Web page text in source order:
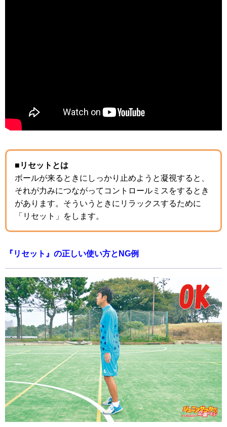
■リセットとは
ボールが来るときにしっかり止めようと凝視すると、
それが力みにつながってコントロールミスをするとき
があります。そういうときにリラックスするために
「リセット」をします。
『リセット』の正しい使い方とNG例